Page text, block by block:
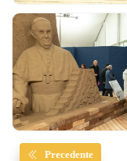
Precedente